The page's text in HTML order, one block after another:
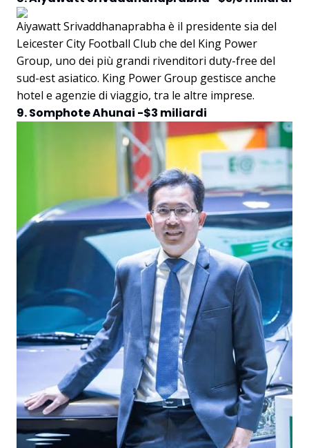
Aiyawatt Srivaddhanaprabha è il presidente sia del
Leicester City Football Club che del King Power
Group, uno dei più grandi rivenditori duty-free del
sud-est asiatico. King Power Group gestisce anche
hotel e agenzie di viaggio, tra le altre imprese.
9. Somphote Ahunai -$3 miliardi